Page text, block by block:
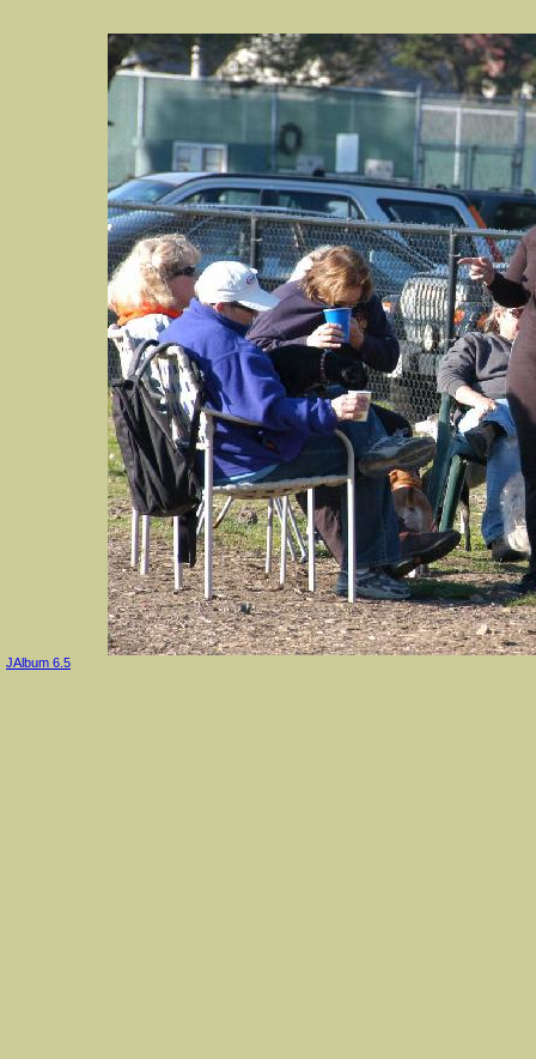
JAlbum 6.5